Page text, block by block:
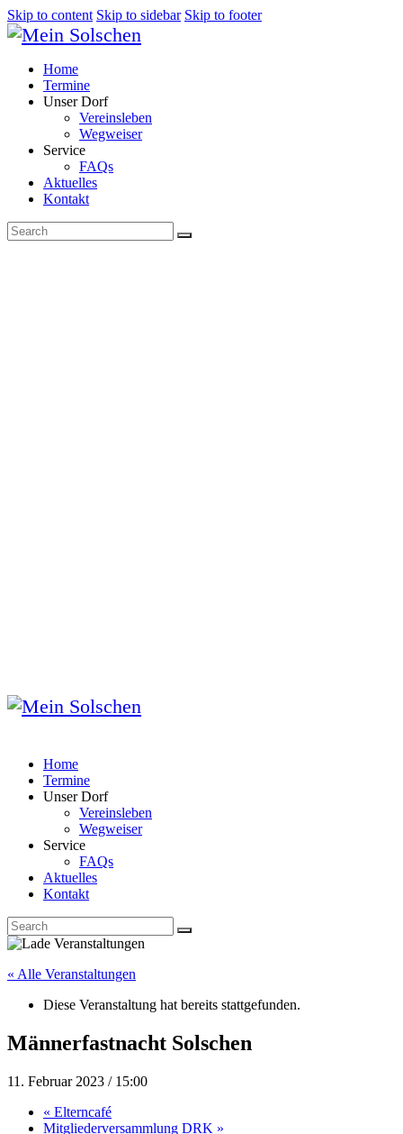
Skip to content Skip to sidebar Skip to footer
Home
Termine
Unser Dorf
Vereinsleben
Wegweiser
Service
FAQs
Aktuelles
Kontakt
Home
Termine
Unser Dorf
Vereinsleben
Wegweiser
Service
FAQs
Aktuelles
Kontakt
« Alle Veranstaltungen
Diese Veranstaltung hat bereits stattgefunden.
Männerfastnacht Solschen
11. Februar 2023 / 15:00
« Elterncafé
Mitgliederversammlung DRK »